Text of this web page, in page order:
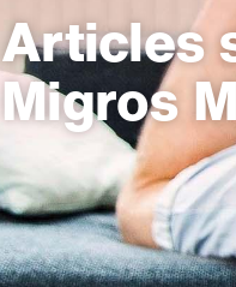
Articles
Migros